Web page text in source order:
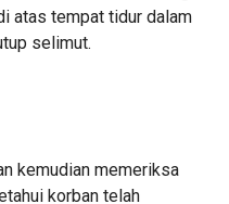
atas tempat tidur dalam
selimut.
kemudian memeriksa
korban telah